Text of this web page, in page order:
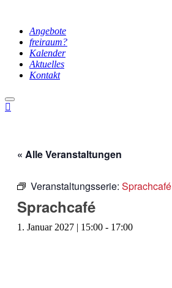
Angebote
freiraum?
Kalender
Aktuelles
Kontakt
Hauptmenü
« Alle Veranstaltungen
Veranstaltungsserie: Sprachcafé
Sprachcafé
1. Januar 2027 | 15:00 - 17:00